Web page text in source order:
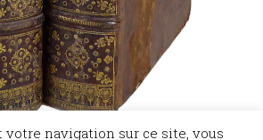
votre navigation sur ce site, vous